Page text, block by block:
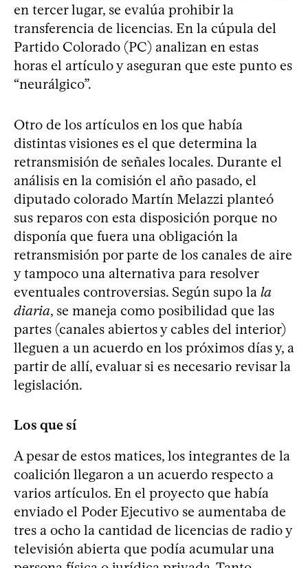
en tercer lugar, se evalúa prohibir la
transferencia de licencias. En la cúpula del
Partido Colorado (PC) analizan en estas
horas el artículo y aseguran que este punto es
“neurálgico”.
Otro de los artículos en los que había
distintas visiones es el que determina la
retransmisión de señales locales. Durante el
análisis en la comisión el año pasado, el
diputado colorado Martín Melazzi planteó
sus reparos con esta disposición porque no
disponía que fuera una obligación la
retransmisión por parte de los canales de aire
y tampoco una alternativa para resolver
eventuales controversias. Según supo la la
diaria, se maneja como posibilidad que las
partes (canales abiertos y cables del interior)
lleguen a un acuerdo en los próximos días y, a
partir de allí, evaluar si es necesario revisar la
legislación.
Los que sí
A pesar de estos matices, los integrantes de la
coalición llegaron a un acuerdo respecto a
varios artículos. En el proyecto que había
enviado el Poder Ejecutivo se aumentaba de
tres a ocho la cantidad de licencias de radio y
televisión abierta que podía acumular una